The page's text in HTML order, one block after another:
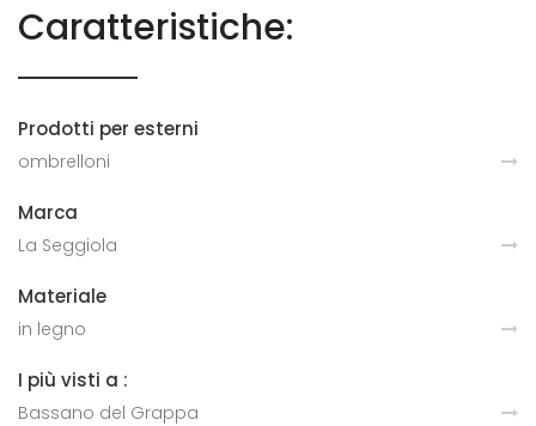
Caratteristiche:
Prodotti per esterni
ombrelloni
Marca
La Seggiola
Materiale
in legno
I più visti a :
Bassano del Grappa